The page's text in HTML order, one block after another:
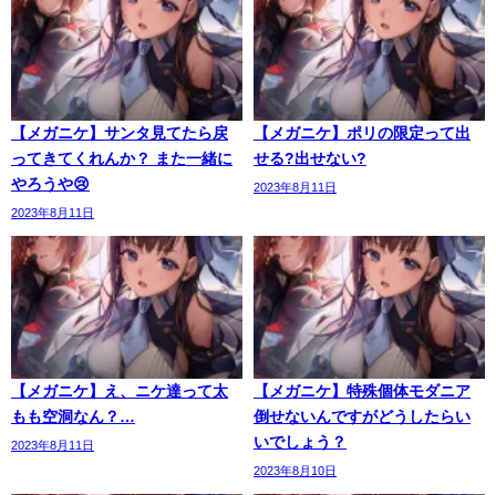
【メガニケ】サンタ見てたら戻
ってきてくれんか？ また一緒に
やろうや😢
2023年8月11日
【メガニケ】ポリの限定って出
せる?出せない?
2023年8月11日
【メガニケ】え、ニケ達って太
もも空洞なん？…
2023年8月11日
【メガニケ】特殊個体モダニア
倒せないんですがどうしたらい
いでしょう？
2023年8月10日